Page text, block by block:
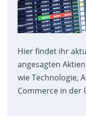
Hier findet ihr
angesagten
wie Technologie,
Commerce in der